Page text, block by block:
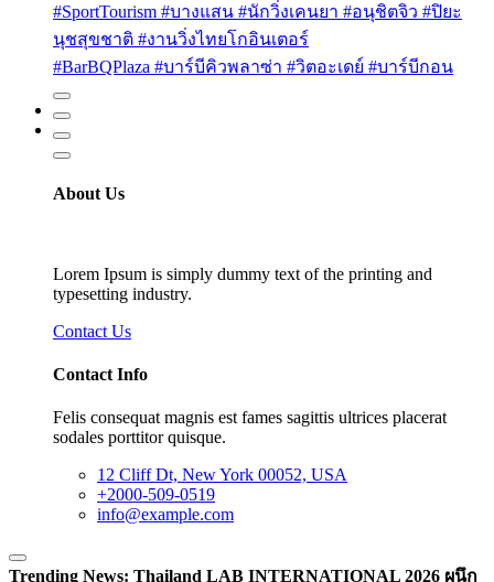
#SportTourism #บางแสน #นักวิ่งเคนยา #อนุชิตจิว #ปิยะ
นุชสุขชาติ #งานวิ่งไทยโกอินเตอร์
#BarBQPlaza #บาร์บีคิวพลาซ่า #วิตอะเดย์ #บาร์บีกอน
About Us
Lorem Ipsum is simply dummy text of the printing and
typesetting industry.
Contact Us
Contact Info
Felis consequat magnis est fames sagittis ultrices placerat
sodales porttitor quisque.
12 Cliff Dt, New York 00052, USA
+2000-509-0519
info@example.com
Trending News: Thailand LAB INTERNATIONAL 2026 ผนึก